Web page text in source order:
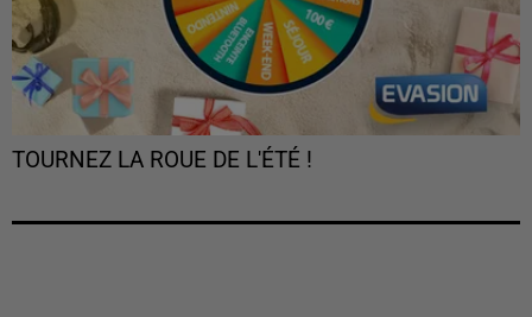
TOURNEZ LA ROUE DE L'ÉTÉ !